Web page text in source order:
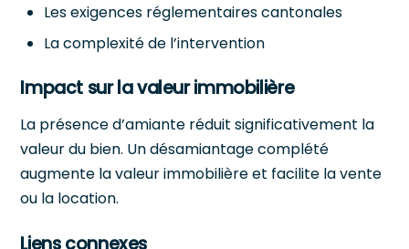
Les exigences réglementaires cantonales
La complexité de l’intervention
Impact sur la valeur immobilière
La présence d’amiante réduit significativement la
valeur du bien. Un désamiantage complété
augmente la valeur immobilière et facilite la vente
ou la location.
Liens connexes